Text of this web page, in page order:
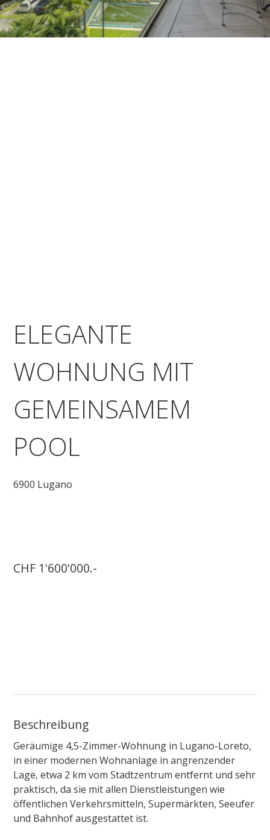
ELEGANTE
WOHNUNG MIT
GEMEINSAMEM
POOL
6900 Lugano
CHF 1'600'000.-
Beschreibung
Geräumige 4,5-Zimmer-Wohnung in Lugano-Loreto,
in einer modernen Wohnanlage in angrenzender
Lage, etwa 2 km vom Stadtzentrum entfernt und sehr
praktisch, da sie mit allen Dienstleistungen wie
öffentlichen Verkehrsmitteln, Supermärkten, Seeufer
und Bahnhof ausgestattet ist.